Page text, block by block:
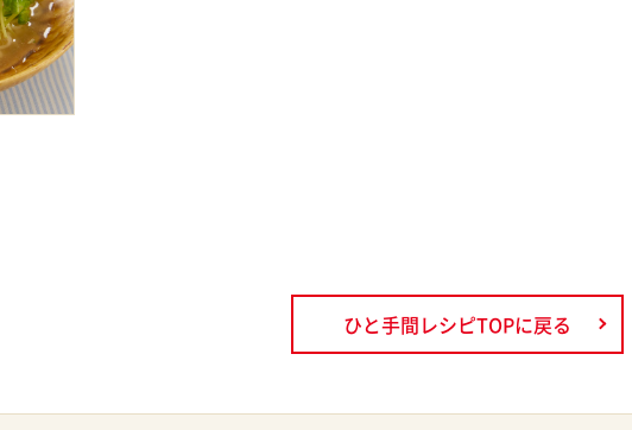
ひと手間レシピTOPに戻る